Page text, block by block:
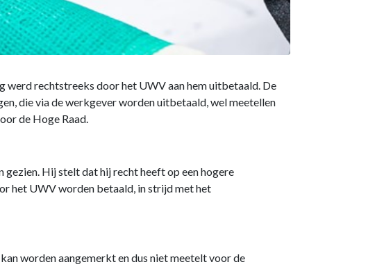
werd rechtstreeks door het UWV aan hem uitbetaald. De
die via de werkgever worden uitbetaald, wel meetellen
de Hoge Raad.
Hij stelt dat hij recht heeft op een hogere
het UWV worden betaald, in strijd met het
worden aangemerkt en dus niet meetelt voor de